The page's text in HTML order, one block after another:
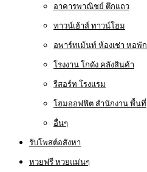
อาคารพาณิชย์ ตึกแถว
ทาวน์เฮ้าส์ ทาวน์โฮม
อพาร์ทเม้นท์ ห้องเช่า หอพัก
โรงงาน โกดัง คลังสินค้า
รีสอร์ท โรงแรม
โฮมออฟฟิต สำนักงาน พื้นที่
อื่นๆ
รับโพสต์อสังหา
หวยฟรี หวยแม่นๆ